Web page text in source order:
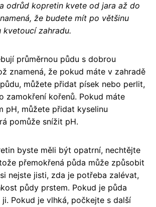
odrůd kopretin kvete od jara až do
že budete mít po většinu
kvetoucí zahradu.
průměrnou půdu s dobrou
znamená, že pokud máte v zahradě
můžete přidat písek nebo perlit,
zamokření kořenů. Pokud máte
pH, můžete přidat kyselinu
pomůže snížit pH.
byste měli být opatrní, nechtějte
přemokřená půda může způsobit
nejste jisti, zda je potřeba zalévat,
půdy prstem. Pokud je půda
ji. Pokud je vlhká, počkejte s další